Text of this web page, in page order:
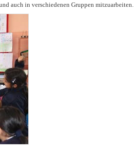
auch in verschiedenen Gruppen mitzuarbeiten.